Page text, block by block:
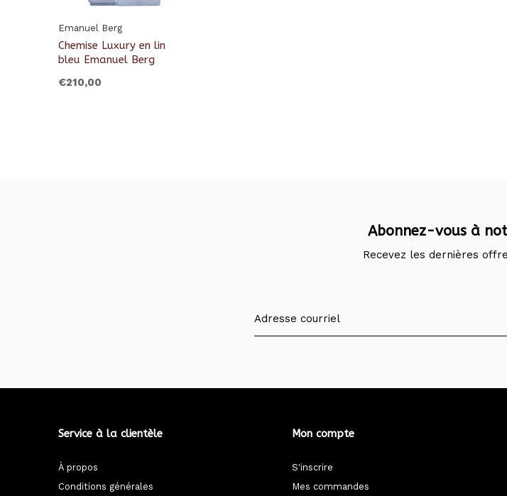
Emanuel Berg
Chemise Luxury en lin
bleu Emanuel Berg
€210,00
Abonnez-vous à
Recevez les dernières
Service à la clientèle
À propos
Conditions générales
Mon compte
S'inscrire
Mes commandes